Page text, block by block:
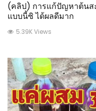
(คลิป) การแก้ปัญหาต้นส
แบบนี้ซิ ได้ผลดีมาก
5.39K Views